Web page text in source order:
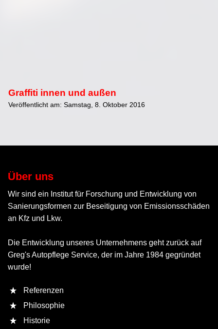
Graffiti innen und außen
Veröffentlicht am: Samstag, 8. Oktober 2016
Über uns
Wir sind ein Institut für Forschung und Entwicklung von
Sanierungsformen zur Beseitigung von Emissionsschäden
an Kfz und Lkw.
Die Entwicklung unseres Unternehmens geht zurück auf
Greg's Autopflege Service, der im Jahre 1984 gegründet
wurde!
Referenzen
Philosophie
Historie